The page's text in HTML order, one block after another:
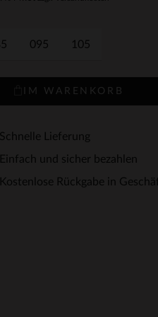
095 105
IM WARENKORB
Lieferung
und sicher bezahlen
Rückgabe in